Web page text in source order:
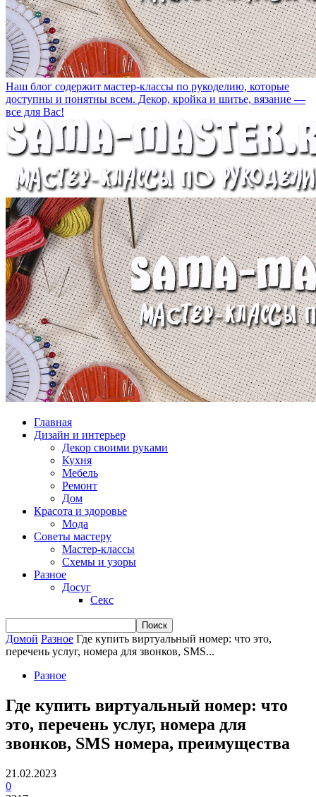
Наш блог содержит мастер-классы по рукоделию, которые
доступны и понятны всем. Декор, кройка и шитье, вязание —
все для Вас!
Главная
Дизайн и интерьер
Декор своими руками
Кухня
Мебель
Ремонт
Дом
Красота и здоровье
Мода
Советы мастеру
Мастер-классы
Схемы и узоры
Разное
Досуг
Секс
Домой Разное Где купить виртуальный номер: что это,
перечень услуг, номера для звонков, SMS...
Разное
Где купить виртуальный номер: что
это, перечень услуг, номера для
звонков, SMS номера, преимущества
21.02.2023
0